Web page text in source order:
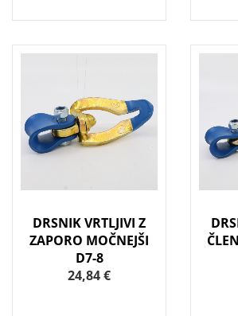
DRSNIK VRTLJIVI Z
ZAPORO MOČNEJŠI
D7-8
24,84 €